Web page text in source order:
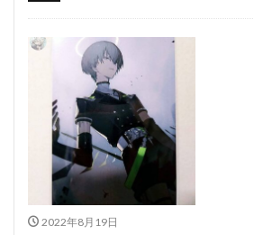
2022年8月19日